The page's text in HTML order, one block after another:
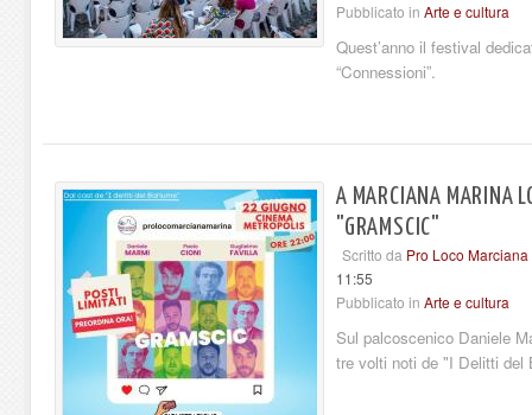
Pubblicato in Arte e cultura
Quest’anno il festival
“Connessioni”.
A MARCIANA MARINA
"GRAMSCIC"
Scritto da Pro Loco
11:55
Pubblicato in Arte e cultura
Sul palcoscenico Daniele
tre volti noti de "I Delitti del